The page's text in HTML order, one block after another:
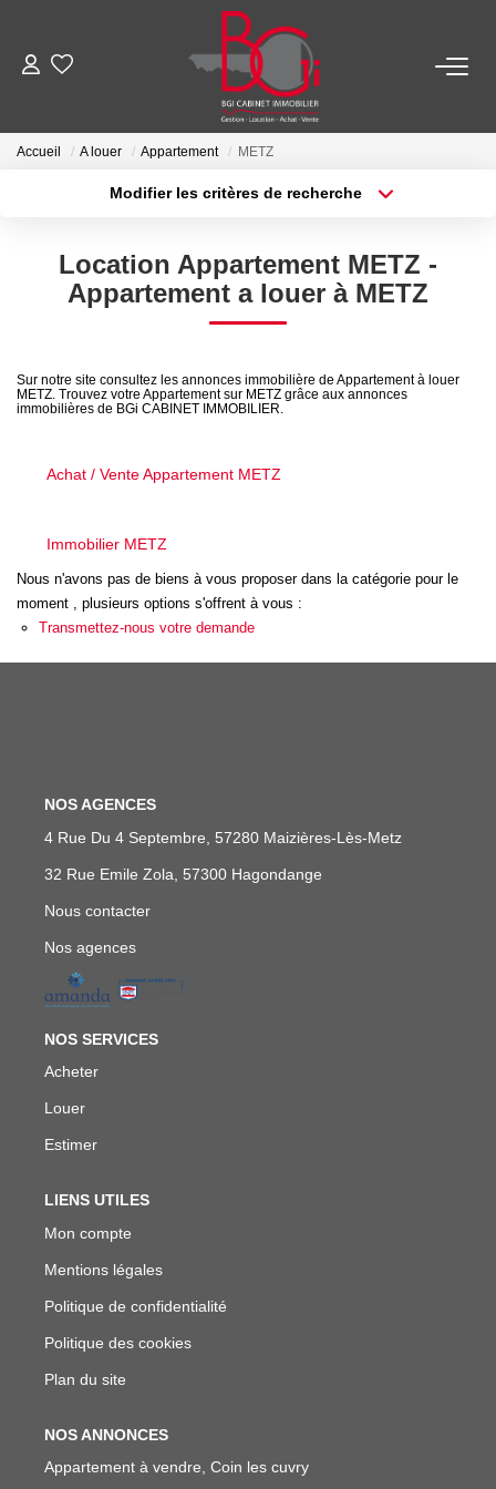
ACHETER
Ancien
LOUER
Télécharger Le Dossier De Location
ESTIMER
NOS AGENCES
CONTACT
Accueil A louer Appartement METZ
Modifier les critères de recherche
Type de bien
Budget max Plus de critères
Location Appartement METZ -
Appartement a louer à METZ
Sur notre site consultez les annonces immobilière de Appartement à louer
METZ. Trouvez votre Appartement sur METZ grâce aux annonces
immobilières de BGi CABINET IMMOBILIER.
Achat / Vente Appartement METZ
Immobilier METZ
Nous n'avons pas de biens à vous proposer dans la catégorie pour le
moment , plusieurs options s'offrent à vous :
Transmettez-nous votre demande
NOS AGENCES
4 Rue Du 4 Septembre, 57280 Maizières-Lès-Metz
32 Rue Emile Zola, 57300 Hagondange
Nous contacter
Nos agences
NOS SERVICES
Acheter
Louer
Estimer
LIENS UTILES
Mon compte
Mentions légales
Politique de confidentialité
Politique des cookies
Plan du site
NOS ANNONCES
Appartement à vendre, Coin les cuvry